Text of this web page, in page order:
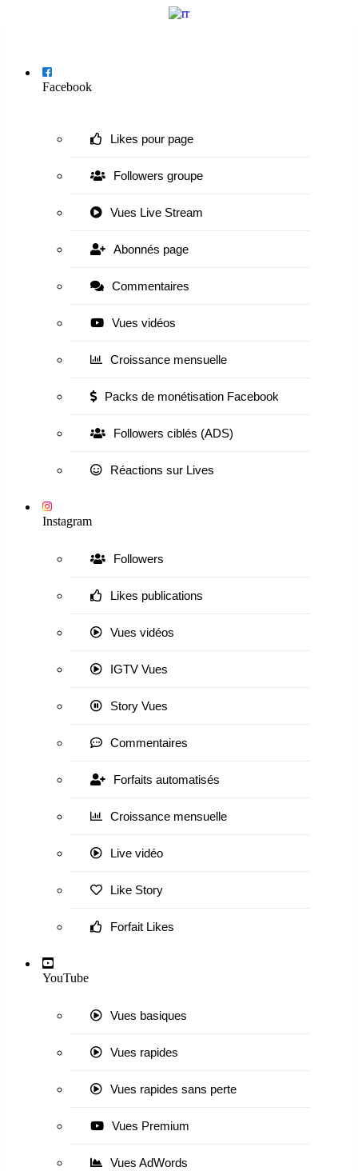
Facebook
Likes pour page
Followers groupe
Vues Live Stream
Abonnés page
Commentaires
Vues vidéos
Croissance mensuelle
Packs de monétisation Facebook
Followers ciblés (ADS)
Réactions sur Lives
Instagram
Followers
Likes publications
Vues vidéos
IGTV Vues
Story Vues
Commentaires
Forfaits automatisés
Croissance mensuelle
Live vidéo
Like Story
Forfait Likes
YouTube
Vues basiques
Vues rapides
Vues rapides sans perte
Vues Premium
Vues AdWords